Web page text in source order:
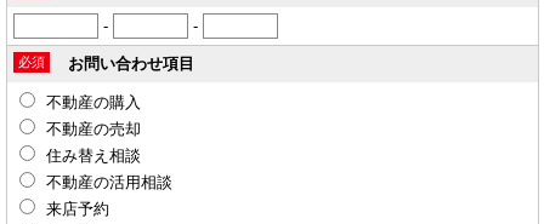
- -
お問い合わせ項目
必須
不動産の購入
不動産の売却
住み替え相談
不動産の活用相談
来店予約